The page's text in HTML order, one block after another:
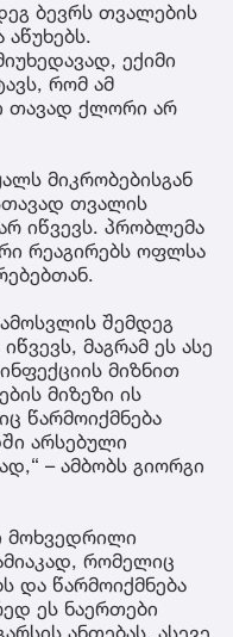
ბევრს თვალების
აწუხებს.
ექიმი
რომ ამ
თავად ქლორი არ
მიკრობებისგან
თვალის
იწვევს. პრობლემა
რეაგირებს ოფლსა
შემდეგ
მაგრამ ეს ასე
მიზნით
მიზეზი ის
წარმოიქმნება
არსებული
– ამბობს გიორგი
მოხვედრილი
რომელიც
და წარმოიქმნება
ეს ნაერთები